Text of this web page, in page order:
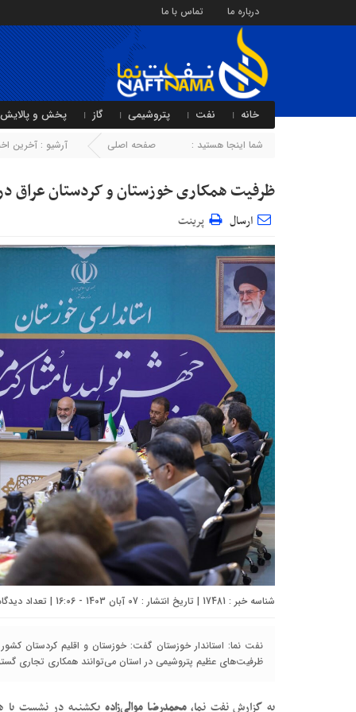
درباره ما تماس با ما
خانه نفت پتروشیمی گاز پخش و پالایش
شما اینجا هستید : صفحه اصلی آرشیو : آخرین
ظرفیت همکاری خوزستان و کردستان عراق
ارسال پرینت
شناسه خبر : 17481 | تاریخ انتشار : 07 آبان 1403 - 16:06 | تعداد دیدگاه :
نفت نما: استاندار خوزستان گفت: خوزستان و اقلیم کردستان
ظرفیت‌های عظیم‌ پتروشیمی در استان می‌توانند همکاری تجاری
به گزارش نفت نما،محمدرضا موالی‌زادهیکشنبه در نشست با